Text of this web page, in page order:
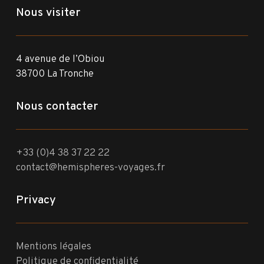
Nous visiter
4 avenue de l’Obiou
38700 La Tronche
Nous contacter
+33 (0)4 38 37 22 22
contact@hemispheres-voyages.fr
Privacy
Mentions légales